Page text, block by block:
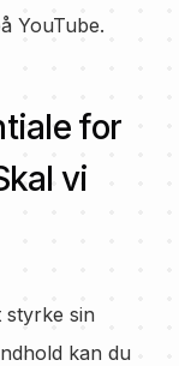
YouTube.
for
vi
styrke sin
kan du